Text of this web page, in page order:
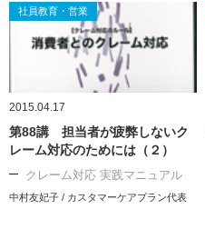
社員教育・営業
2015.04.17
第88講 担当者が疲弊しないク
レーム対応のためには（２）
クレーム対応 実践マニュアル
中村友妃子 / カスタマーケアプラン代表